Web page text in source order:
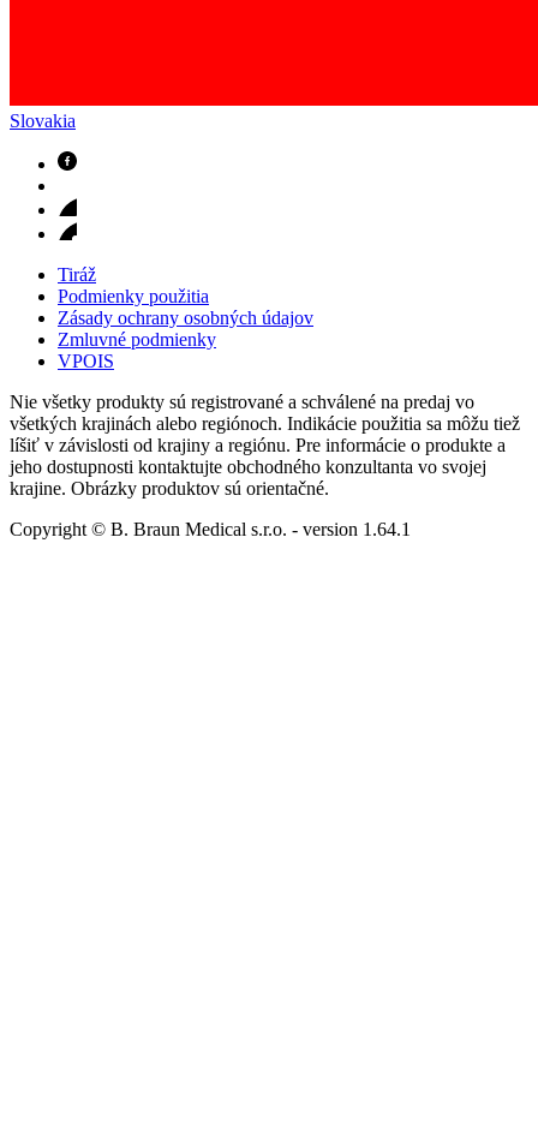
Slovakia
Tiráž
Podmienky použitia
Zásady ochrany osobných údajov
Zmluvné podmienky
VPOIS
Nie všetky produkty sú registrované a schválené na predaj vo
všetkých krajinách alebo regiónoch. Indikácie použitia sa môžu tiež
líšiť v závislosti od krajiny a regiónu. Pre informácie o produkte a
jeho dostupnosti kontaktujte obchodného konzultanta vo svojej
krajine. Obrázky produktov sú orientačné.
Copyright © B. Braun Medical s.r.o. - version 1.64.1